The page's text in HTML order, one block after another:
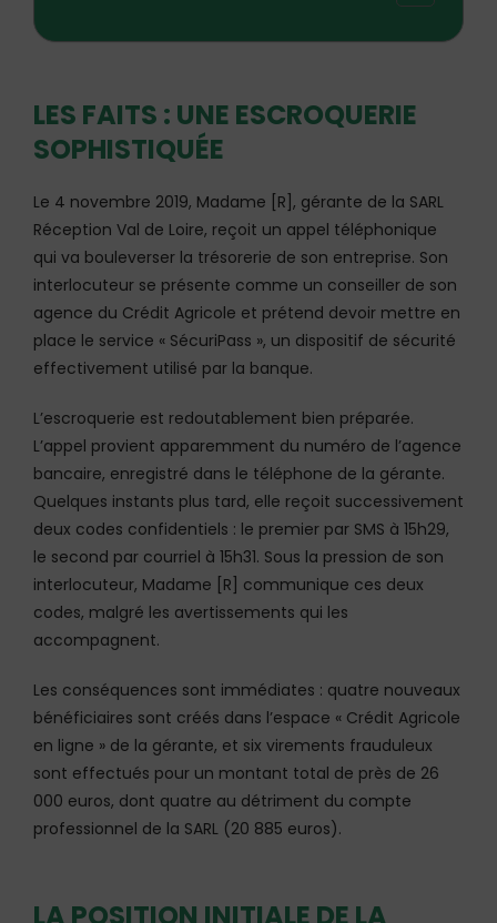
LES FAITS : UNE ESCROQUERIE
SOPHISTIQUÉE
Le 4 novembre 2019, Madame [R], gérante de la SARL
Réception Val de Loire, reçoit un appel téléphonique
qui va bouleverser la trésorerie de son entreprise. Son
interlocuteur se présente comme un conseiller de son
agence du Crédit Agricole et prétend devoir mettre en
place le service « SécuriPass », un dispositif de sécurité
effectivement utilisé par la banque.
L’escroquerie est redoutablement bien préparée.
L’appel provient apparemment du numéro de l’agence
bancaire, enregistré dans le téléphone de la gérante.
Quelques instants plus tard, elle reçoit successivement
deux codes confidentiels : le premier par SMS à 15h29,
le second par courriel à 15h31. Sous la pression de son
interlocuteur, Madame [R] communique ces deux
codes, malgré les avertissements qui les
accompagnent.
Les conséquences sont immédiates : quatre nouveaux
bénéficiaires sont créés dans l’espace « Crédit Agricole
en ligne » de la gérante, et six virements frauduleux
sont effectués pour un montant total de près de 26
000 euros, dont quatre au détriment du compte
professionnel de la SARL (20 885 euros).